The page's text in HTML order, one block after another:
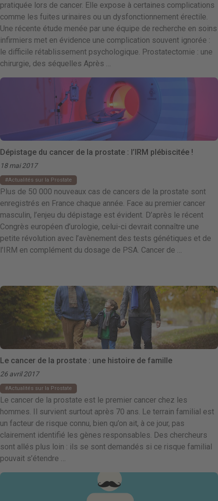
pratiquée lors de cancer. Elle expose à certaines complications
comme les fuites urinaires ou un dysfonctionnement érectile.
Une récente étude menée par une équipe de recherche en soins
infirmiers met en évidence une complication souvent ignorée :
le difficile rétablissement psychologique. Prostatectomie : une
chirurgie, des séquelles Après …
Dépistage du cancer de la prostate : l’IRM plébiscitée !
18 mai 2017
Actualités sur la Prostate
Plus de 50 000 nouveaux cas de cancers de la prostate sont
enregistrés en France chaque année. Face au premier cancer
masculin, l’enjeu du dépistage est évident. D’après le récent
Congrès européen d’urologie, celui-ci devrait connaître une
petite révolution avec l’avènement des tests génétiques et de
l’IRM en complément du dosage de PSA. Cancer de …
Le cancer de la prostate : une histoire de famille
26 avril 2017
Actualités sur la Prostate
Le cancer de la prostate est le premier cancer chez les
hommes. Il survient surtout après 70 ans. Le terrain familial est
un facteur de risque connu, bien qu’on ait, à ce jour, pas
clairement identifié les gènes responsables. Des chercheurs
sont allés plus loin : ils se sont demandés si ce risque familial
pouvait s’étendre …